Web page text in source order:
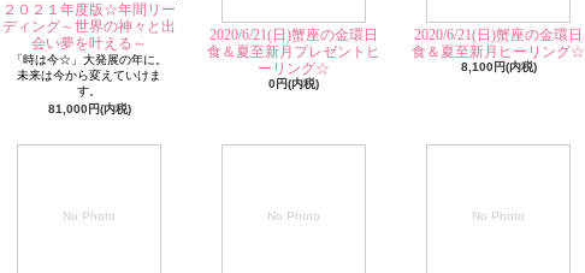
２０２１年度版☆年間リー
ディング～世界の神々と出
会い夢を叶える～
「時は今☆」大発展の年に。
未来は今から変えていけま
す。
81,000円(内税)
2020/6/21(日)蟹座の金環日
食＆夏至新月プレゼントヒ
ーリング☆
0円(内税)
2020/6/21(日)蟹座の金環日
食＆夏至新月ヒーリング☆
8,100円(内税)
No Photo No Photo No Photo